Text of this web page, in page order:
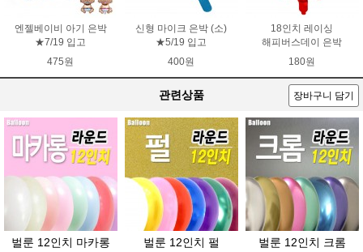
엔젤베이비 아기 은박
★7/19 입고
475원
신형 마이크 은박 (소)
★5/19 입고
400원
18인치 레이싱
해피버스데이 은박
180원
관련상품 장바구니 담기
벌룬 12인치 마카롱
벌룬 12인치 펄
벌룬 12인치 크롬